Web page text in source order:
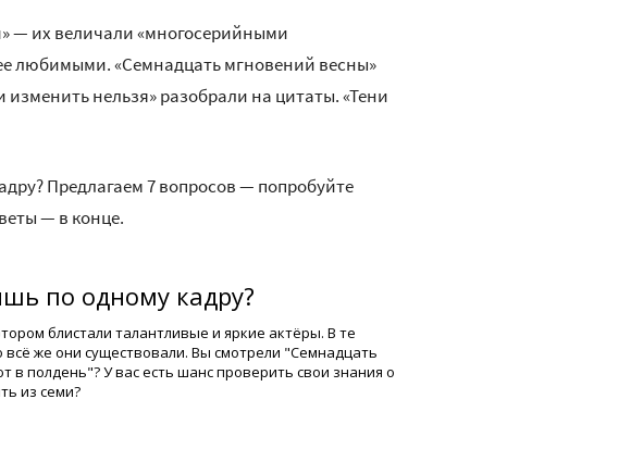
— их величали «многосерийными
любимыми. «Семнадцать мгновений весны»
нельзя» разобрали на цитаты. «Тени
Предлагаем 7 вопросов — попробуйте
— в конце.